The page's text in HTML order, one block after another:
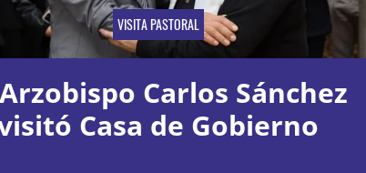
VISITA PASTORAL
Carlos Sánchez
Casa de Gobierno